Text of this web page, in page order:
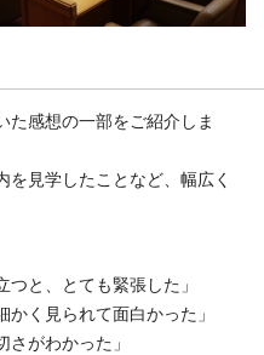
感想の一部をご紹介しま
見学したことなど、幅広く
つと、とても緊張した」
かく見られて面白かった」
さがわかった」